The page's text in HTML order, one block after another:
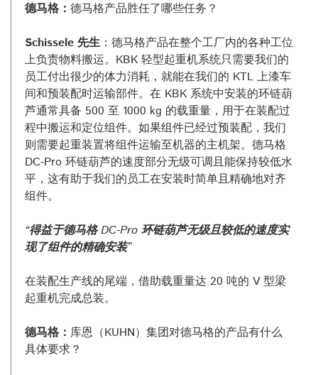
德马格： 德马格产品胜任了哪些任务？
Schissele 先生 ：德马格产品在整个工厂内的各种工位
上负责物料搬运。KBK 轻型起重机系统只需要我们的
员工付出很少的体力消耗，就能在我们的 KTL 上漆车
间和预装配时运输部件。在 KBK 系统中安装的环链葫
芦通常具备 500 至 1000 kg 的载重量，用于在装配过
程中搬运和定位组件。如果组件已经过预装配，我们
则需要起重装置将组件运输至机器的主机架。德马格
DC-Pro 环链葫芦的速度部分无级可调且能保持较低水
平，这有助于我们的员工在安装时简单且精确地对齐
组件。
“得益于德马格 DC-Pro 环链葫芦无级且较低的速度实
现了组件的精确安装”
在装配生产线的尾端，借助载重量达 20 吨的 V 型梁
起重机完成总装。
德马格： 库恩（KUHN）集团对德马格的产品有什么
具体要求？